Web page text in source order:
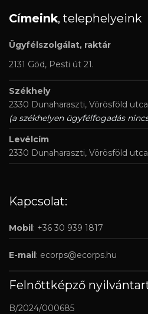
Címeink, telephelyeink
Ügyfélszolgálat, raktár
2131 Göd, Pesti út 21.
Székhely
2330 Dunaharaszti, Vörösföld utca
(a székhelyen ügyfélfogadás
Levélcím
2330 Dunaharaszti, Vörösföld utca
Kapcsolat:
Mobil: +36 30 939 1817
E-mail: ecorps@ecorps.hu
Felnőttképző
B/2024/000685